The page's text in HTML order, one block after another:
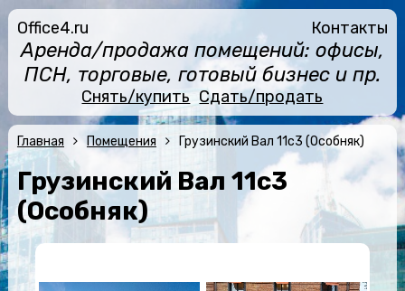
Office4.ru Контакты
Аренда/продажа помещений: офисы,
ПСН, торговые, готовый бизнес и пр.
Снять/купить Сдать/продать
Главная Помещения Грузинский Вал 11с3 (Особняк)
Грузинский Вал 11с3
(Особняк)